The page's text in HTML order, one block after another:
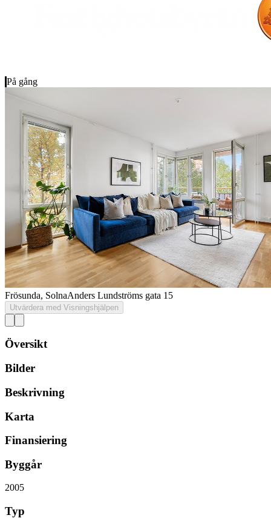
På gång
Frösunda, SolnaAnders Lundströms gata 15
Utvärdera med Visningshjälpen
Översikt
Bilder
Beskrivning
Karta
Finansiering
Byggår
2005
Typ